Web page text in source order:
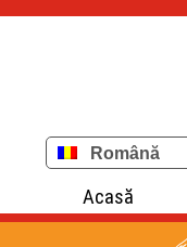
Română
Acasă